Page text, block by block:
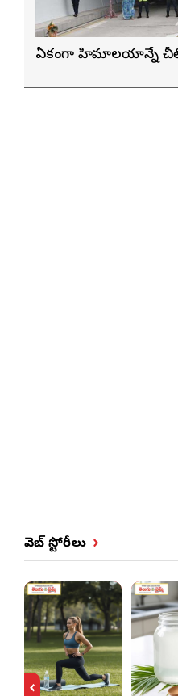
ఏకంగా హిమాలయాన్నే
వెబ్ స్టోరీలు